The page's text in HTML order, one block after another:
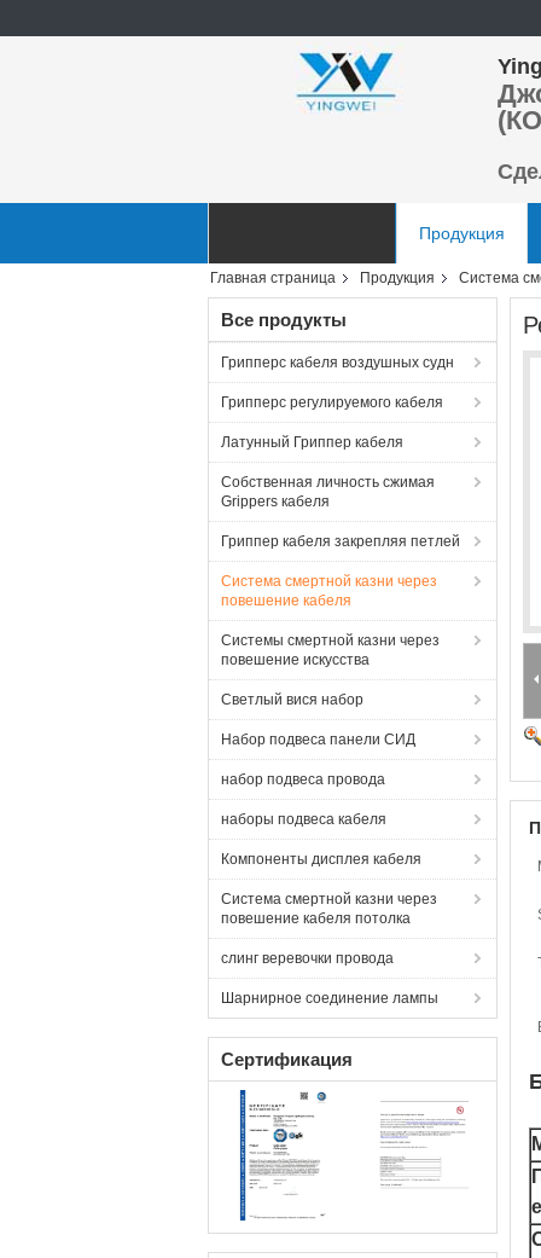
Продукция
Отправить запрос
Главная страница Продукция Система
Все продукты
Грипперс кабеля воздушных судн
Грипперс регулируемого кабеля
Латунный Гриппер кабеля
Собственная личность сжимая
Grippers кабеля
Гриппер кабеля закрепляя петлей
Система смертной казни через
повешение кабеля
Системы смертной казни через
повешение искусства
Светлый вися набор
Набор подвеса панели СИД
набор подвеса провода
наборы подвеса кабеля
Компоненты дисплея кабеля
Система смертной казни через
повешение кабеля потолка
слинг веревочки провода
Шарнирное соединение лампы
Сертификация